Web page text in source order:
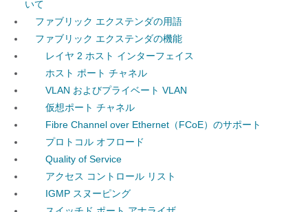
いて
ファブリック エクステンダの用語
ファブリック エクステンダの機能
レイヤ 2 ホスト インターフェイス
ホスト ポート チャネル
VLAN およびプライベート VLAN
仮想ポート チャネル
Fibre Channel over Ethernet（FCoE）のサポート
プロトコル オフロード
Quality of Service
アクセス コントロール リスト
IGMP スヌーピング